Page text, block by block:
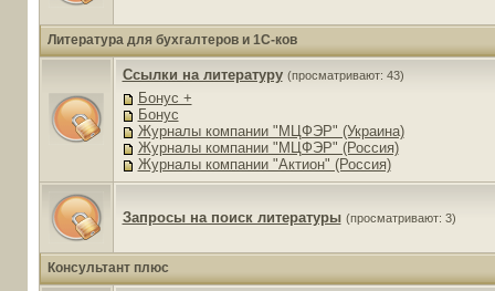
Литература для бухгалтеров и 1С-ков
Ссылки на литературу (просматривают: 43)
Бонус +
Бонус
Журналы компании "МЦФЭР" (Украина)
Журналы компании "МЦФЭР" (Россия)
Журналы компании "Актион" (Россия)
Запросы на поиск литературы (просматривают: 3)
Консультант плюс